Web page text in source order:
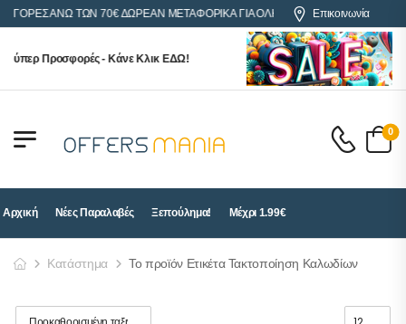
ΑΓΟΡΕΣ ΑΝΩ ΤΩΝ 70€ ΔΩΡΕΑΝ ΜΕΤΑΦΟΡΙΚΑ ΓΙΑ ΟΛΗ ΤΗΝ ΕΛΛΑΔΑΕπικοινωνία
Προσφορές - Κάνε Κλικ ΕΔΩ!
0
Αρχική Νέες Παραλαβές Ξεπούλημα! Μέχρι 1.99€
Κατάστημα Το προϊόν Ετικέτα Τακτοποίηση Καλωδίων